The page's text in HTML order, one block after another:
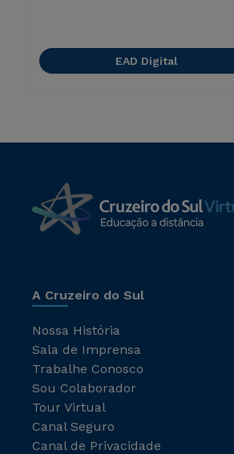
EAD Digital
A Cruzeiro do Sul
Nossa História
Sala de Imprensa
Trabalhe Conosco
Sou Colaborador
Tour Virtual
Canal Seguro
Canal de Privacidade